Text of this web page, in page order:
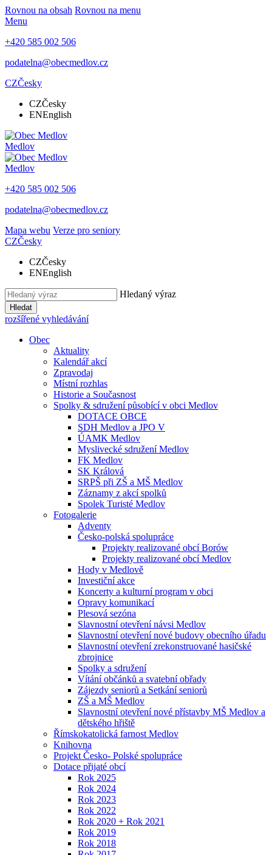
Rovnou na obsah Rovnou na menu
Menu
+420 585 002 506
podatelna@obecmedlov.cz
CZČesky
CZČesky
ENEnglish
Medlov
Medlov
+420 585 002 506
podatelna@obecmedlov.cz
Mapa webu Verze pro seniory
CZČesky
CZČesky
ENEnglish
Hledaný výraz
Hledat
rozšířené vyhledávání
Obec
Aktuality
Kalendář akcí
Zpravodaj
Místní rozhlas
Historie a Současnost
Spolky & sdružení působící v obci Medlov
DOTACE OBCE
SDH Medlov a JPO V
ÚAMK Medlov
Myslivecké sdružení Medlov
FK Medlov
SK Králová
SRPŠ při ZŠ a MŠ Medlov
Záznamy z akcí spolků
Spolek Turisté Medlov
Fotogalerie
Adventy
Česko-polská spolupráce
Projekty realizované obcí Borów
Projekty realizované obcí Medlov
Hody v Medlově
Investiční akce
Koncerty a kulturní program v obci
Opravy komunikací
Plesová sezóna
Slavnostní otevření návsi Medlov
Slavnostní otevření nové budovy obecního úřadu
Slavnostní otevření zrekonstruované hasičské
zbrojnice
Spolky a sdružení
Vítání občánků a svatební obřady
Zájezdy seniorů a Setkání seniorů
ZŠ a MŠ Medlov
Slavnostní otevření nové přístavby MŠ Medlov a
dětského hřiště
Římskokatolická farnost Medlov
Knihovna
Projekt Česko- Polské spolupráce
Dotace přijaté obcí
Rok 2025
Rok 2024
Rok 2023
Rok 2022
Rok 2020 + Rok 2021
Rok 2019
Rok 2018